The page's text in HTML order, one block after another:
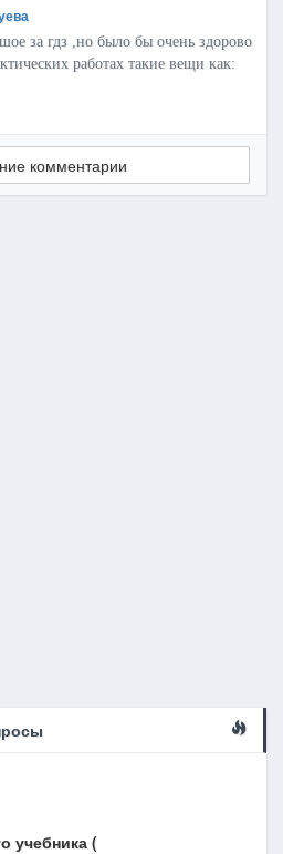
за гдз ,но было бы очень здорово
работах такие вещи как:
комментарии
учебника (